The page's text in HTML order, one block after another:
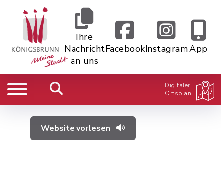
Ihre
Nachricht
an uns
FacebookInstagramApp
Digitaler
Ortsplan
Website vorlesen